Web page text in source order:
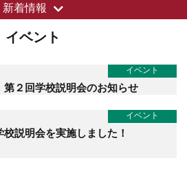
新着情報
イベント
イベント
第２回学校説明会のお知らせ
イベント
説明会を実施しました！